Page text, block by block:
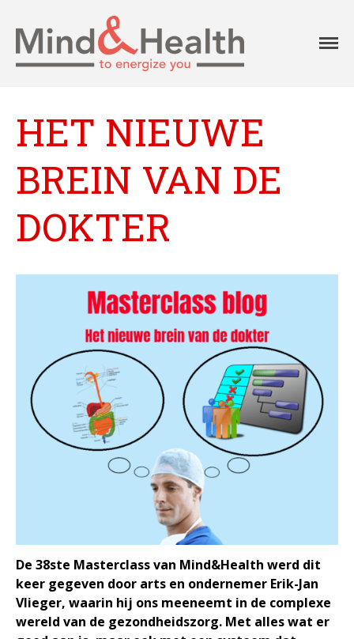
Aanbod
Blog
Contact
Over Mind&Health
Vacatures
Agenda
In het nieuws
Testimonials
Slaaptest
Boekenadvies
Slapen
Voeding
Bewegen
Humor
Professionals in
HET NIEUWE
BREIN VAN DE
DOKTER
De 38ste Masterclass van Mind&Health werd dit
keer gegeven door arts en ondernemer Erik-Jan
Vlieger, waarin hij ons meeneemt in de complexe
wereld van de gezondheidszorg. Met alles wat er